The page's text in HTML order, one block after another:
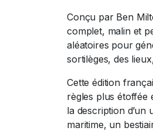
Conçu par Ben
complet, malin et
aléatoires pour
sortilèges, des
Cette édition
règles plus étoffée
la description d’un
maritime, un